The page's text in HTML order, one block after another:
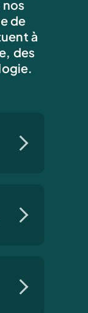
de
à
des